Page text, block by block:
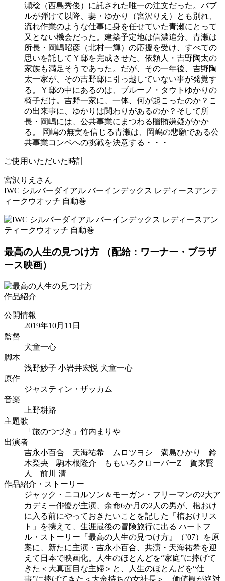
瀬稔（西島秀俊）に託された唯一の注文だった。バブ
ルが弾けて以降、妻・ゆかり（宮沢りえ）とも別れ、
流れ作業のような仕事に身を任せていた青瀬にとって
又とない機会だった。建築予定地は信濃追分。青瀬は
所長・岡嶋昭彦（北村一輝）の応援を受け、すべての
思いを託してＹ邸を完成させた。依頼人・吉野陶太の
家族も満足そうであった。だが、その一年後、吉野陶
太一家が、その吉野邸に引っ越していない事が発覚す
る。Ｙ邸の中にあるのは、ブルーノ・タウトゆかりの
椅子だけ。吉野一家に、一体、何が起こったのか？こ
の出来事に、ゆかりは関わりがあるのか？そして所
長・岡嶋には、公共事業にまつわる贈賄嫌疑がかか
る。 岡嶋の無実を信じる青瀬は、岡嶋の悲願である公
共事業コンペへの挑戦を決意する・・・
ご使用いただいた時計
宮沢りえさん
IWC シルバーダイアル バーインデックス レディースアンテ
ィークウオッチ 自動巻
最高の人生の見つけ方
（配給：ワーナー・ブラザ
ース映画）
作品紹介
公開情報
2019年10月11日
監督
犬童一心
脚本
浅野妙子 小岩井宏悦 犬童一心
原作
ジャスティン・ザッカム
音楽
上野耕路
主題歌
「旅のつづき」竹内まりや
出演者
吉永小百合 天海祐希 ムロツヨシ 満島ひかり 鈴
木梨央 駒木根隆介 ももいろクローバーZ 賀来賢
人 前川 清
作品紹介・ストーリー
ジャック・ニコルソン＆モーガン・フリーマンの2大ア
カデミー俳優が主演、余命6か月の2人の男が、棺おけ
に入る前にやっておきたいことを記した「棺おけリス
ト」を携えて、生涯最後の冒険旅行に出る ハートフ
ル・ストーリー『最高の人生の見つけ方』（’07）を原
案に、新たに主演・吉永小百合、共演・天海祐希を迎
えて日本で映画化。人生のほとんどを“家庭”に捧げて
きた＜大真面目な主婦＞と、人生のほとんどを“仕
事”に捧げてきた＜大金持ちの女社長＞。価値観が絶対